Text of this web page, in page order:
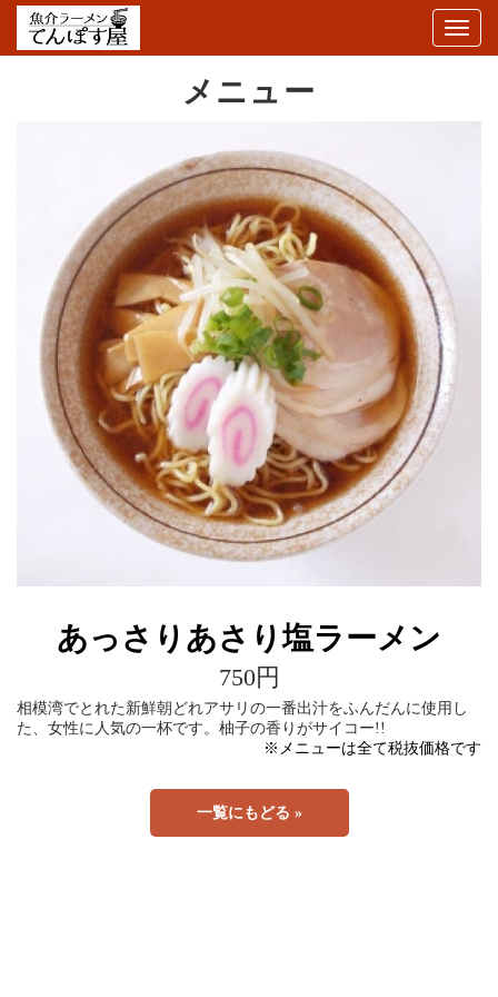
メニュー
あっさりあさり塩ラーメン
750円
相模湾でとれた新鮮朝どれアサリの一番出汁をふんだんに使用し
た、女性に人気の一杯です。柚子の香りがサイコー!!
※メニューは全て税抜価格です
一覧にもどる »